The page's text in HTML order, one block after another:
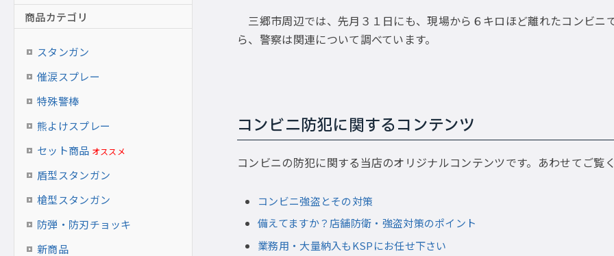
三郷市周辺では、先月３１日にも、現場から６キロほど離れたコンビニ
ら、警察は関連について調べています。
コンビニ防犯に関するコンテンツ
コンビニの防犯に関する当店のオリジナルコンテンツです。あわせてご覧く
コンビニ強盗とその対策
備えてますか？店舗防衛・強盗対策のポイント
業務用・大量納入もKSPにお任せ下さい
商品カテゴリ
スタンガン
催涙スプレー
特殊警棒
熊よけスプレー
セット商品 オススメ
盾型スタンガン
槍型スタンガン
防弾・防刃チョッキ
新商品